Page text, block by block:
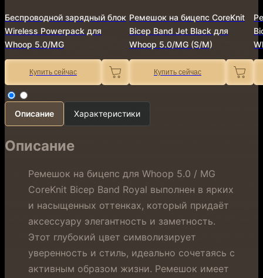
Беспроводной зарядный блок
Wireless Powerpack для
Whoop 5.0/MG
Купить сейчас
Ремешок на бицепс CoreKnit
Bicep Band Jet Black для
Whoop 5.0/MG (S/M)
Купить сейчас
Описание Характеристики
Описание
Ремешок на бицепс для Whoop 5.0 / MG
CoreKnit Bicep Band Royal выполнен в ярких
и насыщенных оттенках, который придаёт
аксессуару элегантность и заметность.
Этот глубокий цвет символизирует
уверенность и стиль, идеально сочетаясь с
активным образом жизни. Ремешок имеет